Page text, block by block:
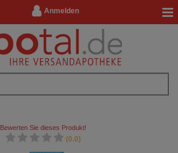
Anmelden
Bewerten Sie dieses Produkt!
(0.0)